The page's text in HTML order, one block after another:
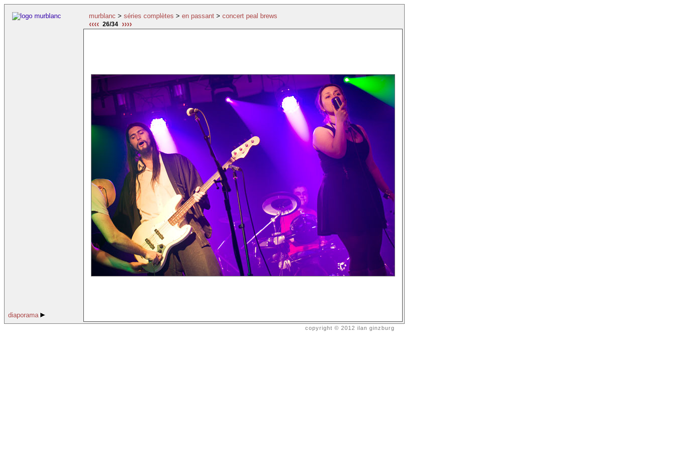
murblanc > séries complètes > en passant > concert peal brews
‹‹‹‹ 26/34 ››››
diaporama
copyright © 2012 ilan ginzburg